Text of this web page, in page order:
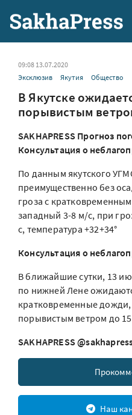
09:08 13.07.2020
Эксклюзив
Якутия Общество
В Якутске
порывистым
SAKHAPRESS Прогноз
Консультация о
По данным якутского
преимущественно без
гроза с
западный 3-8 м/с, при
с, температура +32+34°
Консультация о
В ближайшие сутки, 13
по нижней Лене
кратковременные
порывистым ветром до
SAKHAPRESS
Наш